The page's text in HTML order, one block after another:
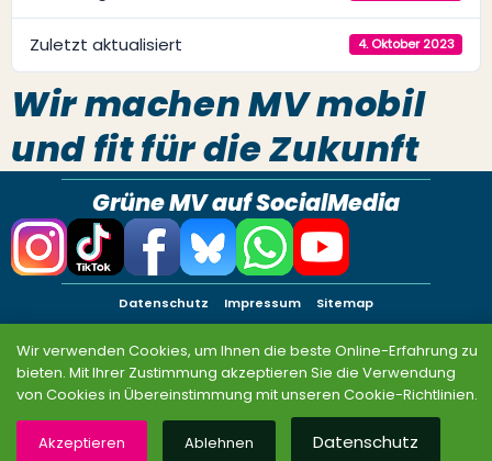
Zuletzt aktualisiert 4. Oktober 2023
Wir machen MV mobil
und fit für die Zukunft
Grüne MV auf SocialMedia
Datenschutz Impressum Sitemap
© BÜNDNIS 90/DIE GRÜNEN MV 2026
Wir verwenden Cookies, um Ihnen die beste Online-Erfahrung zu
bieten. Mit Ihrer Zustimmung akzeptieren Sie die Verwendung
von Cookies in Übereinstimmung mit unseren Cookie-Richtlinien.
Akzeptieren Ablehnen Datenschutz